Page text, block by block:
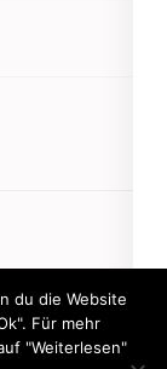
du die Website
Für mehr
"Weiterlesen"